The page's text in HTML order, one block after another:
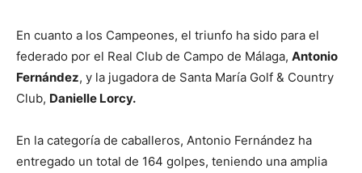
En cuanto a los Campeones, el triunfo ha sido para el
federado por el Real Club de Campo de Málaga, Antonio
Fernández, y la jugadora de Santa María Golf & Country
Club, Danielle Lorcy.
En la categoría de caballeros, Antonio Fernández ha
entregado un total de 164 golpes, teniendo una amplia